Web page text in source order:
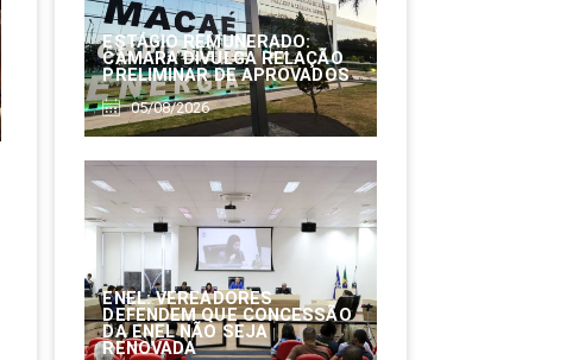
ESTÁGIO REMUNERADO:
CÂMARA DIVULGA RELAÇÃO
PRELIMINAR DE APROVADOS
05/08/2026
ENEL: VEREADORES
DEFENDEM QUE CONCESSÃO
DA ENEL NÃO SEJA
RENOVADA